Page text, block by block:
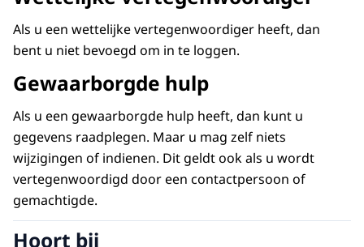
Als u een wettelijke vertegenwoordiger heeft, dan
bent u niet bevoegd om in te loggen.
Gewaarborgde hulp
Als u een gewaarborgde hulp heeft, dan kunt u
gegevens raadplegen. Maar u mag zelf niets
wijzigingen of indienen. Dit geldt ook als u wordt
vertegenwoordigd door een contactpersoon of
gemachtigde.
Hoort bij